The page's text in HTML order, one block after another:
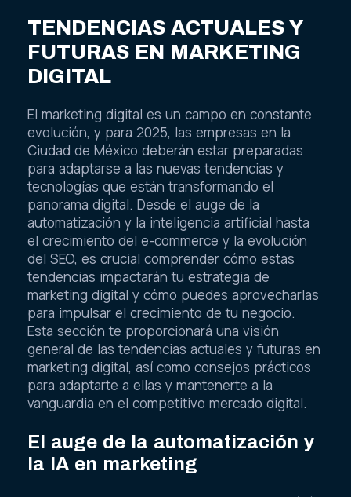
TENDENCIAS ACTUALES Y
FUTURAS EN MARKETING
DIGITAL
El marketing digital es un campo en constante
evolución, y para 2025, las empresas en la
Ciudad de México deberán estar preparadas
para adaptarse a las nuevas tendencias y
tecnologías que están transformando el
panorama digital. Desde el auge de la
automatización y la inteligencia artificial hasta
el crecimiento del e-commerce y la evolución
del SEO, es crucial comprender cómo estas
tendencias impactarán tu estrategia de
marketing digital y cómo puedes aprovecharlas
para impulsar el crecimiento de tu negocio.
Esta sección te proporcionará una visión
general de las tendencias actuales y futuras en
marketing digital, así como consejos prácticos
para adaptarte a ellas y mantenerte a la
vanguardia en el competitivo mercado digital.
El auge de la automatización y
la IA en marketing